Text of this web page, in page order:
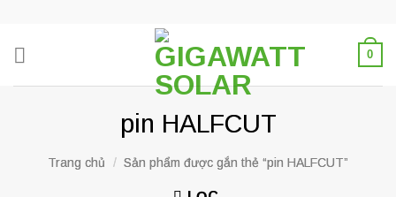
content
0
pin HALFCUT
Trang chủ / Sản phẩm được gắn thẻ “pin HALFCUT”